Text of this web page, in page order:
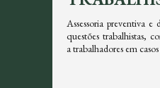
Assessoria preventiva e
questões trabalhistas,
a trabalhadores em